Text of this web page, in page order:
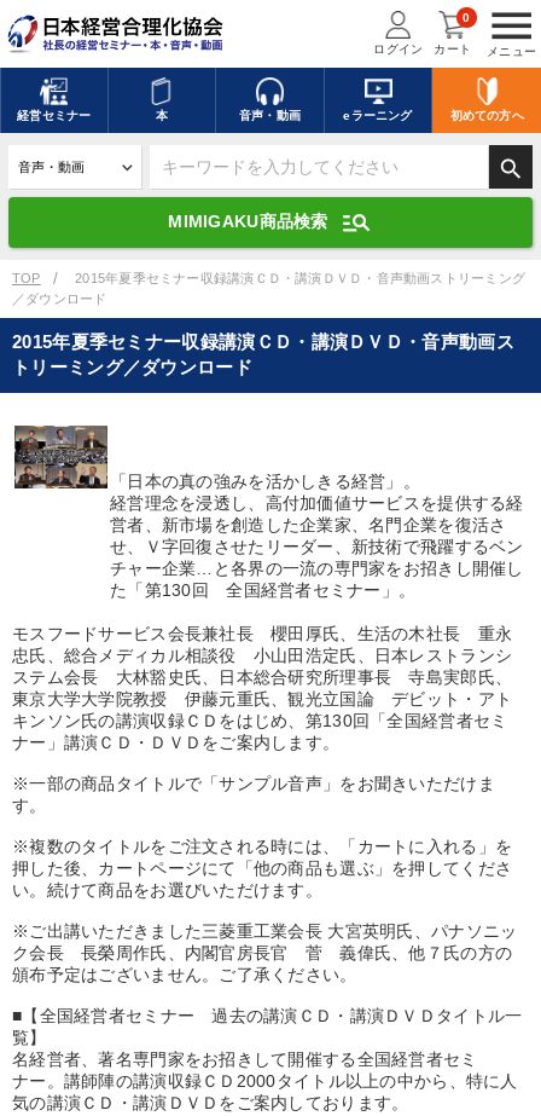
menu
メニュー
ログイン カート
0
経営セミナー 本 音声・動画 eラーニング 初めての方へ
search
MIMIGAKU商品検索 manage_search
キーワードを入力して探す
デジタル版対応のみ検索結果に表示する
search 上記の条件で検索
mic 講演収録物を探す
ます
カテゴリー
優秀各社の智恵と戦略 事業家のロマンと経営
リーダーの器量を学ぶ
テーマ
オーナー社長の「現場力の経営」＋現場の「儲ける力」をさらに
高める教材２選
【最新刊】精神科医・和田秀樹の「老いない力」＋健康な社長と
会社をつくる厳選講話
業種
TOP
2015年夏季セミナー収録講演ＣＤ・講演ＤＶＤ・音声動画ストリーミング
／ダウンロード
2015年夏季セミナー収録講演ＣＤ・講演ＤＶＤ・音声動画ス
トリーミング／ダウンロード
「日本の真の強みを活かしきる経営」。
経営理念を浸透し、高付加価値サービスを提供する経
営者、新市場を創造した企業家、名門企業を復活さ
せ、Ｖ字回復させたリーダー、新技術で飛躍するベン
チャー企業…と各界の一流の専門家をお招きし開催し
た「第130回 全国経営者セミナー」。
モスフードサービス会長兼社長 櫻田厚氏、生活の木社長 重永
忠氏、総合メディカル相談役 小山田浩定氏、日本レストランシ
ステム会長 大林豁史氏、日本総合研究所理事長 寺島実郎氏、
東京大学大学院教授 伊藤元重氏、観光立国論 デビット・アト
キンソン氏の講演収録ＣＤをはじめ、第130回「全国経営者セミ
ナー」講演ＣＤ・ＤＶＤをご案内します。
※一部の商品タイトルで「サンプル音声」をお聞きいただけま
す。
※複数のタイトルをご注文される時には、「カートに入れる」を
押した後、カートページにて「他の商品も選ぶ」を押してくださ
い。続けて商品をお選びいただけます。
※ご出講いただきました三菱重工業会長 大宮英明氏、パナソニッ
ク会長 長榮周作氏、内閣官房長官 菅 義偉氏、他７氏の方の
頒布予定はございません。ご了承ください。
■【全国経営者セミナー 過去の講演ＣＤ・講演ＤＶＤタイトル一
覧】
名経営者、著名専門家をお招きして開催する全国経営者セミ
ナー。講師陣の講演収録ＣＤ2000タイトル以上の中から、特に人
気の講演ＣＤ・講演ＤＶＤをご案内しております。